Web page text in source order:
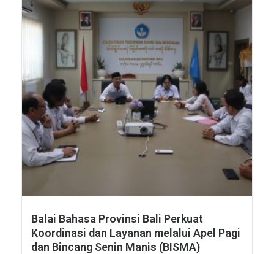
Balai Bahasa Provinsi Bali Perkuat
Koordinasi dan Layanan melalui Apel Pagi
dan Bincang Senin Manis (BISMA)